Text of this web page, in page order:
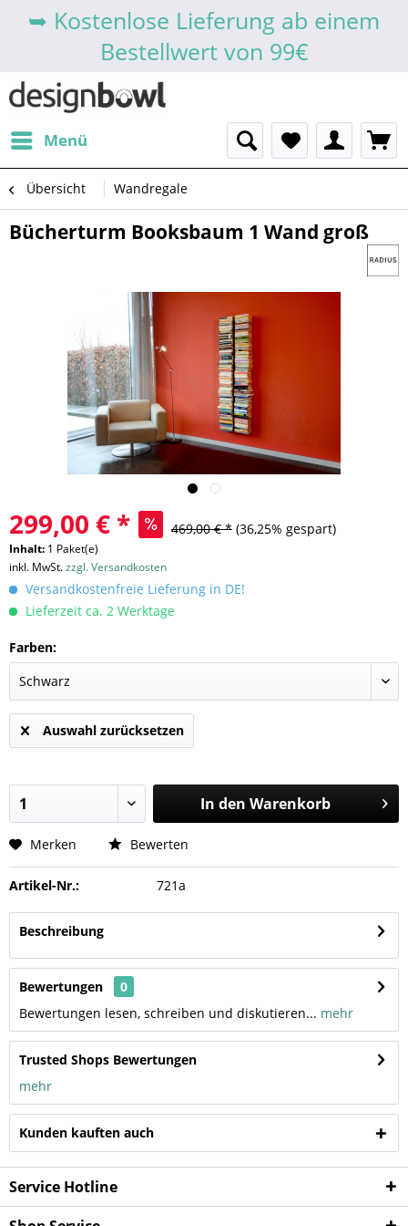
➥ Kostenlose Lieferung ab einem
Bestellwert von 99€
Menü
Übersicht Wandregale
Bücherturm Booksbaum 1 Wand groß
299,00 € * 469,00 € * (36,25% gespart)
Inhalt: 1 Paket(e)
inkl. MwSt.zzgl. Versandkosten
Versandkostenfreie Lieferung in DE!
Lieferzeit ca. 2 Werktage
Farben:
Auswahl zurücksetzen
In den Warenkorb
Merken Bewerten
Artikel-Nr.: 721a
Beschreibung
Bewertungen
0
Bewertungen lesen, schreiben und diskutieren... mehr
Trusted Shops Bewertungen
mehr
Kunden kauften auch
Service Hotline